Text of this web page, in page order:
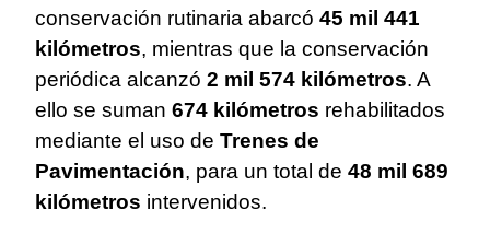
conservación rutinaria abarcó 45 mil 441
kilómetros, mientras que la conservación
periódica alcanzó 2 mil 574 kilómetros. A
ello se suman 674 kilómetros rehabilitados
mediante el uso de Trenes de
Pavimentación, para un total de 48 mil 689
kilómetros intervenidos.